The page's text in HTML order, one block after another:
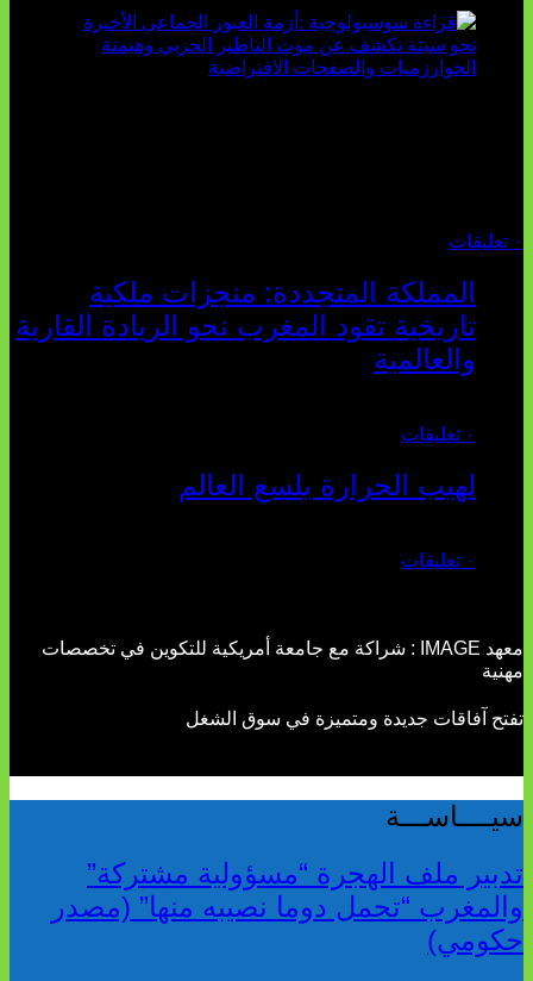
٠ تعليقات
المملكة المتجددة: منجزات ملكية
تاريخية تقود المغرب نحو الريادة القارية
والعالمية
٠ تعليقات
لهيب الحرارة يلسع العالم
٠ تعليقات
معهد IMAGE : شراكة مع جامعة أمريكية للتكوين في تخصصات
مهنية
تفتح آفاقات جديدة ومتميزة في سوق الشغل
سيــــاســـة
تدبير ملف الهجرة “مسؤولية مشتركة”
والمغرب “تحمل دوما نصيبه منها” (مصدر
حكومي)